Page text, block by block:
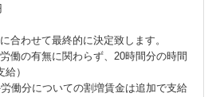
合わせて最終的に決定致します。
働の有無に関わらず、20時間分の時間
）
働分についての割増賃金は追加で支給